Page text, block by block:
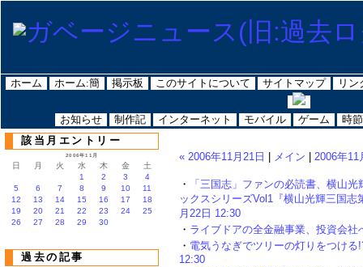
ホーム ホーム:簡 掲示板 このサイトについて サイトマップ リン
お知らせ 制作記 インターネット モバイル ゲーム 時節
« 2006年11月21日 メイン 2006年11
・
「三国志」ファンの必読書、横山
ックスシリーズVol1『横山光輝三国
月22日 12:30
・ ライブドアの全金融事業、投資会
・ 電気うなぎでツリーの灯りをつけ
12:30
該当月エントリー
2006年11月
日 月 火 水 木 金
土
1
2 3
4
5
6 7 8 9 10
11
12
13 14 15 16 17
18
19
20 21 22 23 24
25
26
27 28 29 30
過去の記事